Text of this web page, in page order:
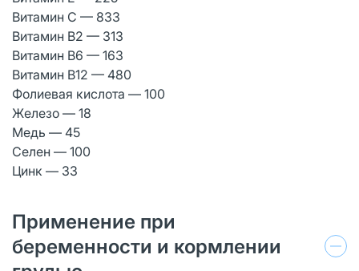
Витамин С — 833
Витамин В2 — 313
Витамин В6 — 163
Витамин В12 — 480
Фолиевая кислота — 100
Железо — 18
Медь — 45
Селен — 100
Цинк — 33
Применение при
беременности и кормлении